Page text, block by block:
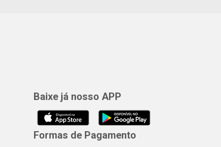
Baixe já nosso APP
Formas de Pagamento